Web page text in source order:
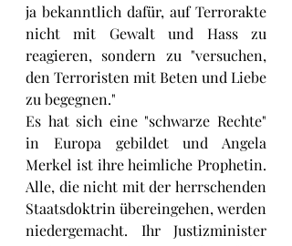
ja bekanntlich dafür, auf Terrorakte
nicht mit Gewalt und Hass zu
reagieren, sondern zu "versuchen,
den Terroristen mit Beten und Liebe
zu begegnen."
Es hat sich eine "schwarze Rechte"
in Europa gebildet und Angela
Merkel ist ihre heimliche Prophetin.
Alle, die nicht mit der herrschenden
Staatsdoktrin übereingehen, werden
niedergemacht. Ihr Justizminister